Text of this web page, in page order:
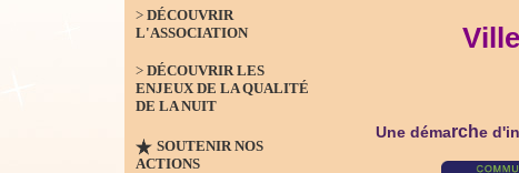
> DÉCOUVRIR
L'ASSOCIATION
> DÉCOUVRIR LES
ENJEUX DE LA QUALITÉ
DE LA NUIT
SOUTENIR NOS
ACTIONS
Une démarche